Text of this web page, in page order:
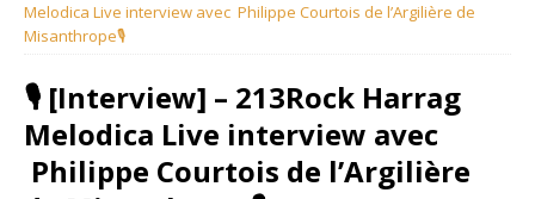
Melodica Live interview avec Philippe Courtois de l’Argilière de
Misanthrope🎙
🎙 [Interview] – 213Rock Harrag
Melodica Live interview avec
Philippe Courtois de l’Argilière